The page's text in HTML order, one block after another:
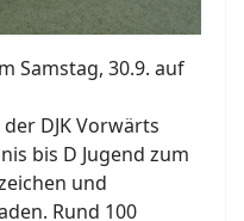
Samstag, 30.9. auf
DJK Vorwärts
bis D Jugend zum
und
Rund 100